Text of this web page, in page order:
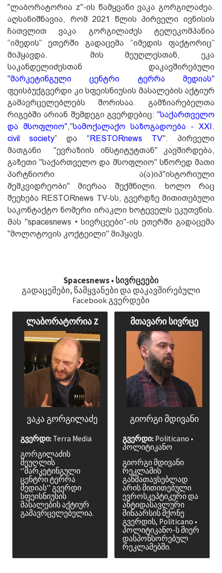
"ლაბორატორია z"-ის წამყვანი ვაკა გორგილაძეა.
აღსანიშნავია, რომ 2021 წლის პირველი ივნისის
ჩათვლით ვაკა გორგილაძეს ტელეკომპანია
‘’იმედის’’ ეთერში გადაცემა ‘’იმედის ფაქტორიც’’
მიჰყავდა. მის მეუღლესთან, ეკა
საკანდელიძესთან დაკავშირებული
"მარკეტინგული ცენტრი ტერრა მედიას"
ფეისბუქგვერდი კი სფეისნიუსის მასალების აქტიურ
გამავრცელებლებს შორისაა. გამზიარებელთა
რიგებში არიან შემდეგი გვერდებიც: "საქართველო
და მსოფლიო","სამოქალაქო საზოგადოება - XXI.
civil society” და "RESTORnews TV". პირველი
მათგანი "ევრაზიის ინსტიტუტთან" კავშირდება,
გაზეთი "საქართველო და მსოფლიო" სწორედ მათი
პარტნიორი ა(ა)იპ"ისტორიული
მემკვიდრეობი" მიერაა შექმნილი. ხოლო რაც
შეეხება RESTORnews TV-სს, გვერდზე მითითებული
საკონტაქტო ნომერი ირაკლი ხოტეველს ეკუთვნის.
Მას "spacesnews • სივრცეები"-ის ეთერში გადაცემა
"მოლოტოვის კოქტეილი" მიჰყავს.